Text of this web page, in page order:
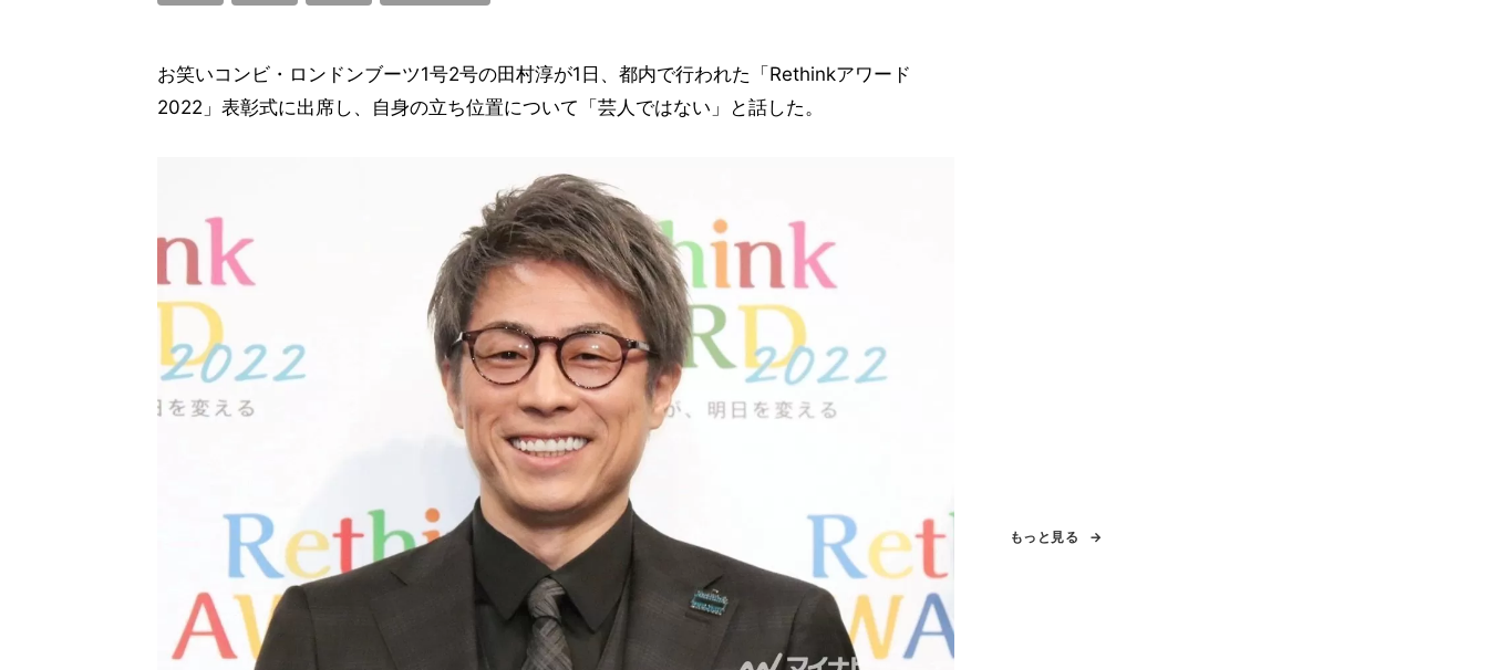
お笑いコンビ・ロンドンブーツ1号2号の田村淳が1日、都内で行われた「Rethinkアワード
2022」表彰式に出席し、自身の立ち位置について「芸人ではない」と話した。
もっと見る